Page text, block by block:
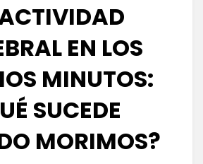
EN LOS
MINUTOS:
SUCEDE
MORIMOS?